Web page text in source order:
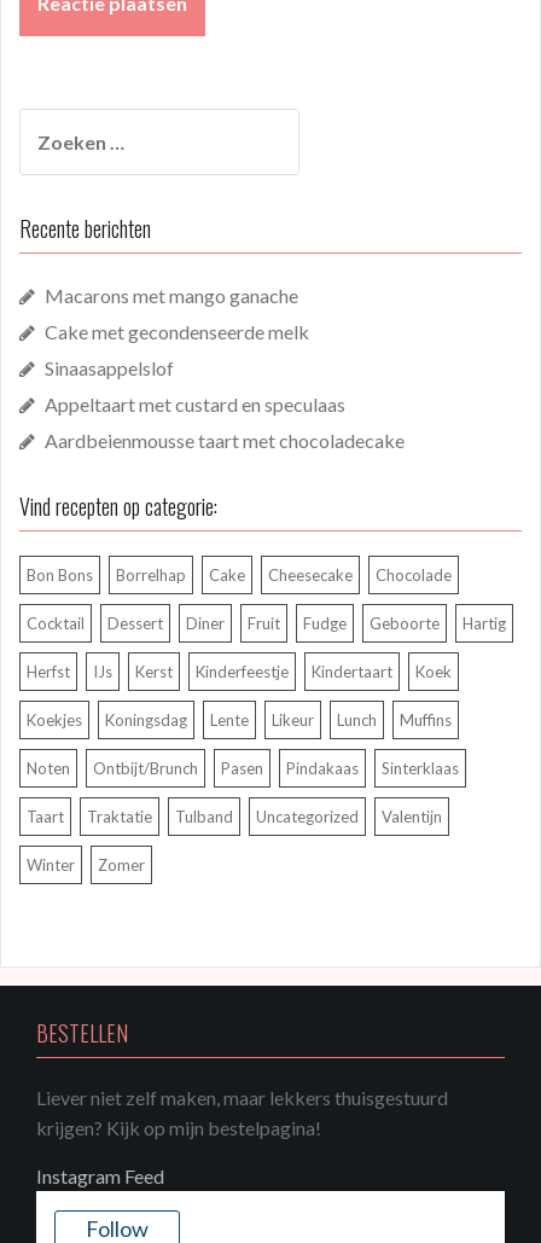
naar:
Recente berichten
Macarons met mango ganache
Cake met gecondenseerde melk
Sinaasappelslof
Appeltaart met custard en speculaas
Aardbeienmousse taart met chocoladecake
Vind recepten op categorie:
Bon Bons Borrelhap Cake Cheesecake Chocolade
Cocktail Dessert Diner Fruit Fudge Geboorte Hartig
Herfst IJs Kerst Kinderfeestje Kindertaart Koek
Koekjes Koningsdag Lente Likeur Lunch Muffins
Noten Ontbijt/Brunch Pasen Pindakaas Sinterklaas
Taart Traktatie Tulband Uncategorized Valentijn
Winter Zomer
BESTELLEN
Liever niet zelf maken, maar lekkers thuisgestuurd
krijgen? Kijk op mijn bestelpagina!
Instagram Feed
Follow